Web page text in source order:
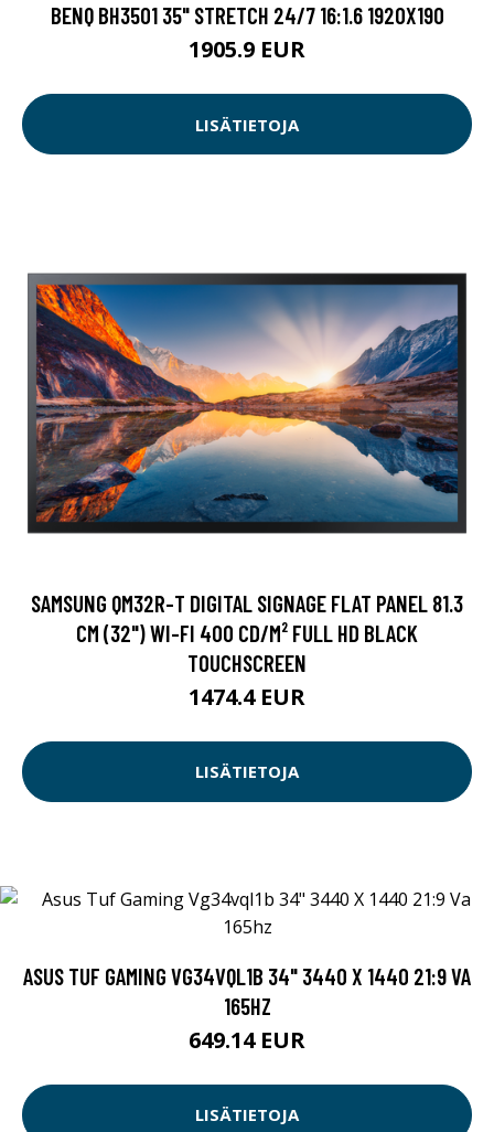
BENQ BH3501 35" STRETCH 24/7 16:1.6 1920X190
1905.9 EUR
LISÄTIETOJA
SAMSUNG QM32R-T DIGITAL SIGNAGE FLAT PANEL 81.3
CM (32") WI-FI 400 CD/M² FULL HD BLACK
TOUCHSCREEN
1474.4 EUR
LISÄTIETOJA
ASUS TUF GAMING VG34VQL1B 34" 3440 X 1440 21:9 VA
165HZ
649.14 EUR
LISÄTIETOJA